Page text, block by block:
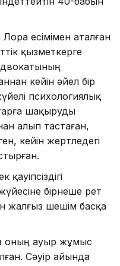
есімімен аталған
қызметкерге
кейін әйел бір
психологиялық
шақыруды
алып тастаған,
кейін жертөледегі
бірнеше рет
жалғыз шешім басқа
оның ауыр жұмыс
Сәуір айында